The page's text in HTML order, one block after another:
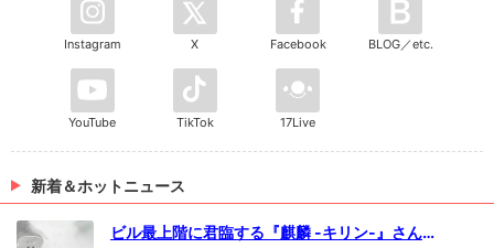
Instagram X Facebook BLOG／etc.
YouTube TikTok 17Live
新着＆ホットニュース
ビル最上階に君臨する『麒麟 -キリン-』さんが